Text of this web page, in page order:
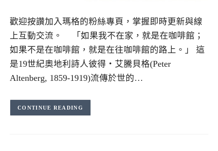
歡迎按讚加入瑪格的粉絲專頁，掌握即時更新與線
上互動交流。 「如果我不在家，就是在咖啡館；
如果不是在咖啡館，就是在往咖啡館的路上。」 這
是19世紀奧地利詩人彼得‧艾騰貝格(Peter
Altenberg, 1859-1919)流傳於世的…
CONTINUE READING